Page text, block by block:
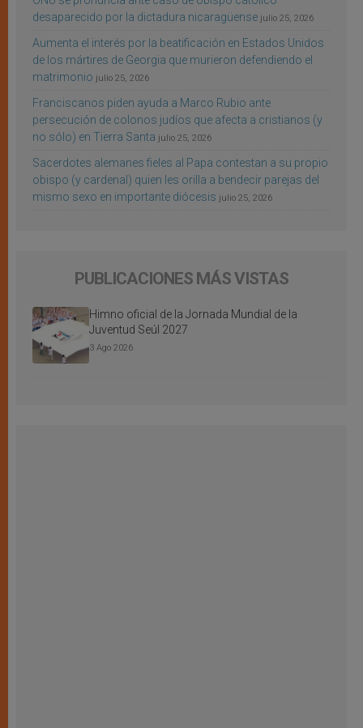
desaparecido por la dictadura nicaragüense julio 25, 2026
Aumenta el interés por la beatificación en Estados Unidos
de los mártires de Georgia que murieron defendiendo el
matrimonio julio 25, 2026
Franciscanos piden ayuda a Marco Rubio ante
persecución de colonos judíos que afecta a cristianos (y
no sólo) en Tierra Santa julio 25, 2026
Sacerdotes alemanes fieles al Papa contestan a su propio
obispo (y cardenal) quien les orilla a bendecir parejas del
mismo sexo en importante diócesis julio 25, 2026
PUBLICACIONES MÁS VISTAS
Himno oficial de la Jornada Mundial de la
Juventud Seúl 2027
3 Ago 2026